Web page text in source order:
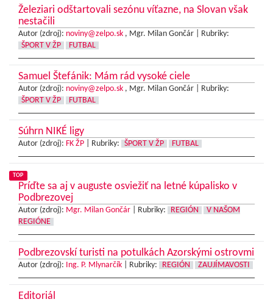
Železiari odštartovali sezónu víťazne, na Slovan však
nestačili
Autor (zdroj): noviny@zelpo.sk , Mgr. Milan Gončár |
Rubriky:
ŠPORT V ŽP
FUTBAL
Samuel Štefánik: Mám rád vysoké ciele
Autor (zdroj): noviny@zelpo.sk , Mgr. Milan Gončár |
Rubriky:
ŠPORT V ŽP
FUTBAL
Súhrn NIKÉ ligy
Autor (zdroj): FK ŽP Rubriky: ŠPORT V ŽP FUTBAL
TOP
Príďte sa aj v auguste osviežiť na letné kúpalisko v
Podbrezovej
Autor (zdroj): Mgr. Milan Gončár Rubriky: REGIÓN
V NAŠOM
REGIÓNE
Podbrezovskí turisti na potulkách Azorskými ostrovmi
Autor (zdroj): Ing. P. Mlynarčík Rubriky: REGIÓN ZAUJÍMAVOSTI
Editoriál